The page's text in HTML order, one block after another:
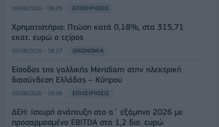
06/08/2026 - 08:05 ΕΠΙΧΕΙΡΗΣΕΙΣ
Χρηματιστήριο: Πτώση κατά 0,18%, στα 315,71
εκατ. ευρώ ο τζίρος
05/08/2026 - 18:27 ΟΙΚΟΝΟΜΙΑ
Είσοδος της γαλλικής Meridiam στην ηλεκτρική
διασύνδεση Ελλάδας – Κύπρου
05/08/2026 - 18:06 ΕΠΙΧΕΙΡΗΣΕΙΣ
ΔΕΗ: Ισχυρή ανάπτυξη στο α΄ εξάμηνο 2026 με
προσαρμοσμένο EBITDA στα 1,2 δισ. ευρώ